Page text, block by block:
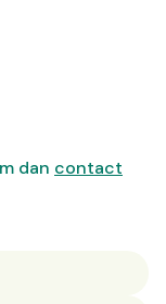
dan contact